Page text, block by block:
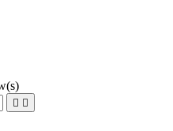
 